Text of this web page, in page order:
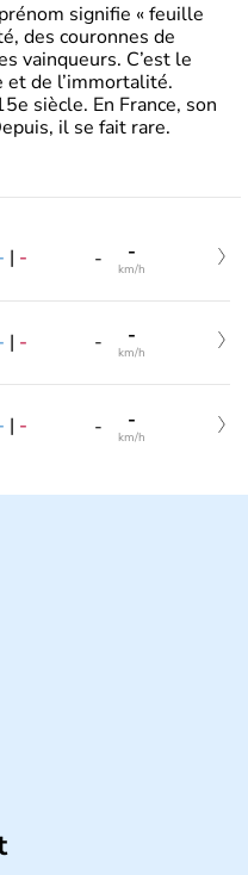
signifie « feuille
des couronnes de
vainqueurs. C’est le
et de l’immortalité.
siècle. En France, son
il se fait rare.
| - - -
km/h
| - - -
km/h
| - - -
km/h